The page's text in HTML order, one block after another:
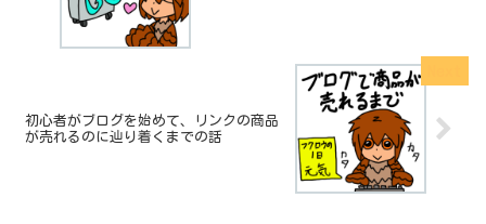
初心者がブログを始めて、リンクの商品
が売れるのに辿り着くまでの話